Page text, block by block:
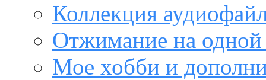
Коллекция
Отжимание на одной
Мое хобби и